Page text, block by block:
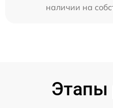
наличии на
Этапы